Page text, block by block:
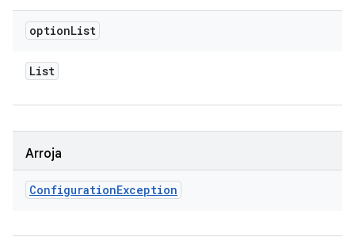
optionList
List
Arroja
ConfigurationException